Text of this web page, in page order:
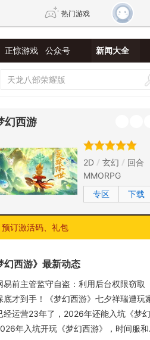
热门游戏
新仙侠5
正惊游戏 公众号 新闻大全
幻西游
2D 玄幻
回合
MMORPG
专区
下载
预订激活码、礼包
幻西游》最新动态
前主管监守自盗：利用后台权限窃取《梦幻西游》171 个闲置账号，牟利 173 万元获三年
才到手！《梦幻西游》七夕祥瑞遭玩家吐槽减量不减
经运营23年了，2026年还能入坑《梦幻西游》吗？
年入坑开玩《梦幻西游》，时间服和畅玩服要怎么选？